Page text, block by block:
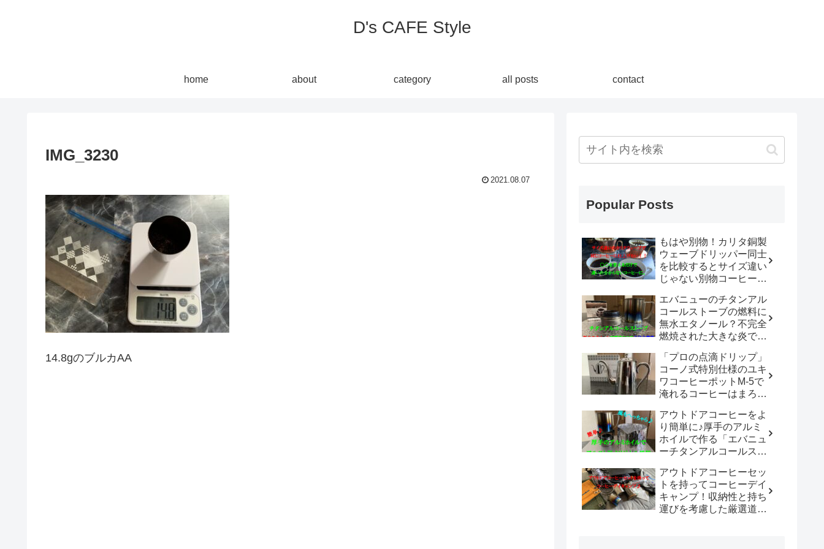
D's CAFE Style
home about category all posts contact
IMG_3230
2021.08.07
14.8gのブルカAA
Popular Posts
もはや別物！カリタ銅製
ウェーブドリッパー同士
を比較するとサイズ違い
じゃない別物コーヒード
「WDC-185開封レビュ
ー」
エバニューのチタンアル
コールストーブの燃料に
無水エタノール？不完全
燃焼された大きな炎でチ
沸かしてコーヒーを楽し
む。
「プロの点滴ドリップ」
コーノ式特別仕様のユキ
ワコーヒーポットM-5で
淹れるコーヒーはまろや
アウトドアコーヒーをよ
り簡単に♪厚手のアルミ
ホイルで作る「エバニュ
ーチタンアルコールスト
手は既製品以上？？
アウトドアコーヒーセッ
トを持ってコーヒーデイ
キャンプ！収納性と持ち
運びを考慮した厳選道具